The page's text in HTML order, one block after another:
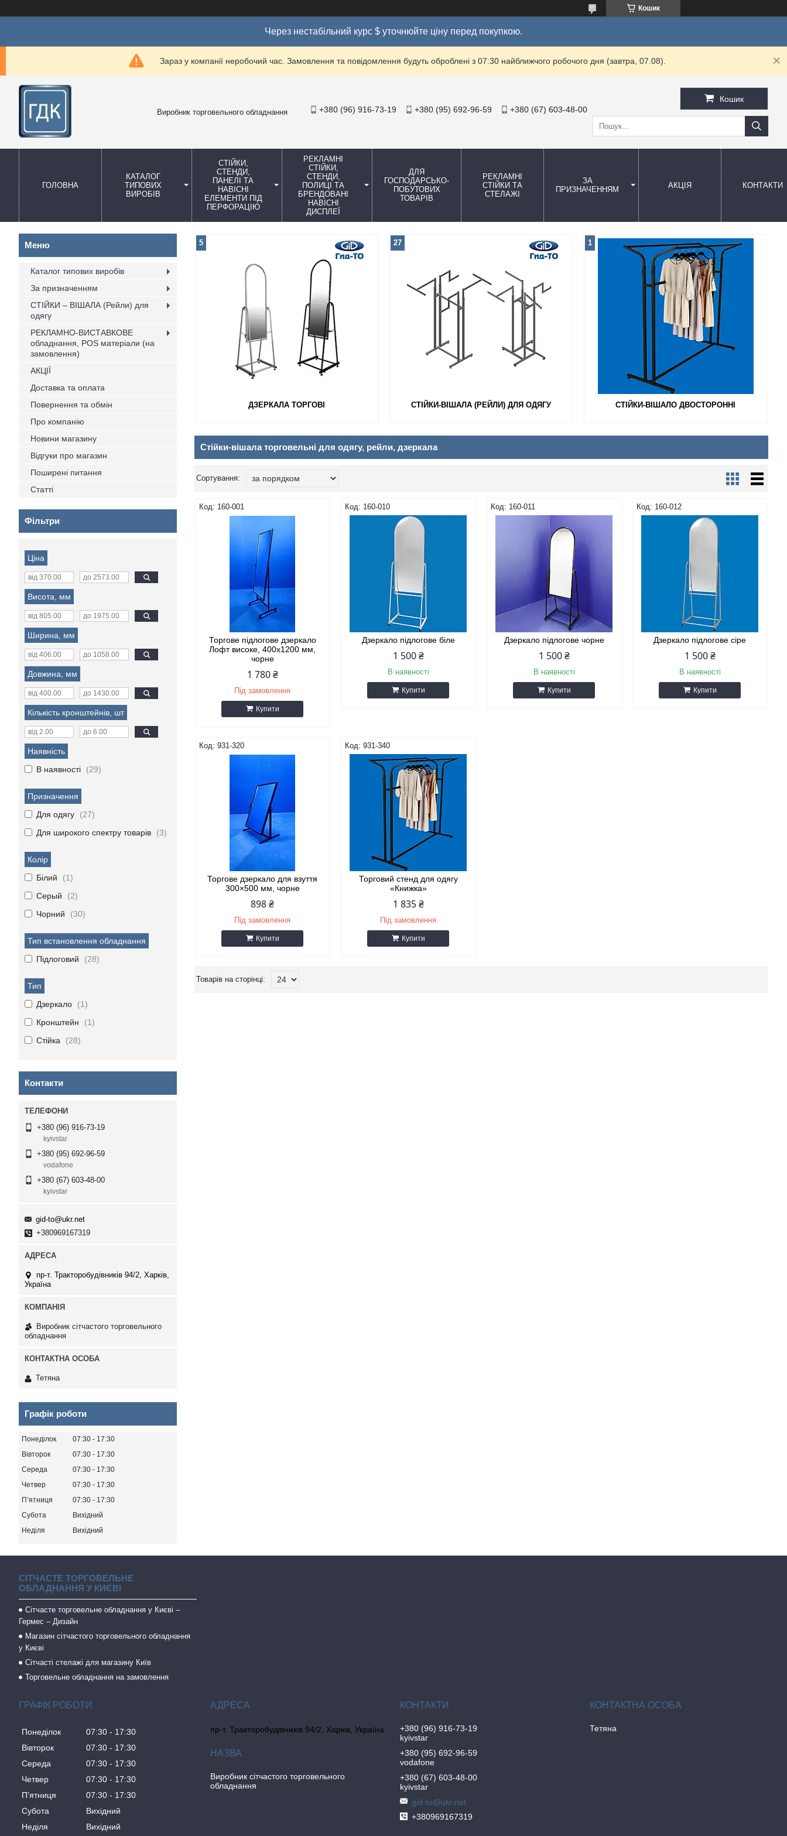
Кошик
Через нестабільний курс $ уточнюйте ціну перед покупкою.
Зараз у компанії неробочий час. Замовлення та повідомлення будуть оброблені з 07:30 найближчого робочого дня (завтра, 07.08).
Виробник торговельного обладнання +380 (96) 916-73-19 +380 (95) 692-96-59 +380 (67) 603-48-00
Кошик
ГОЛОВНА
КАТАЛОГ
ТИПОВИХ
ВИРОБІВ
СТІЙКИ,
СТЕНДИ,
ПАНЕЛІ ТА
НАВІСНІ
ЕЛЕМЕНТИ ПІД
ПЕРФОРАЦІЮ
РЕКЛАМНІ
СТІЙКИ,
СТЕНДИ,
ПОЛИЦІ ТА
БРЕНДОВАНІ
НАВІСНІ
ДИСПЛЕЇ
ДЛЯ
ГОСПОДАРСЬКО-
ПОБУТОВИХ
ТОВАРІВ
РЕКЛАМНІ
СТІЙКИ ТА
СТЕЛАЖІ
ЗА
ПРИЗНАЧЕННЯМ
АКЦІЯ КОНТАКТИ
ДЗЕРКАЛА ТОРГОВІ
5
СТІЙКИ-ВІШАЛА (РЕЙЛИ) ДЛЯ ОДЯГУ
27
СТІЙКИ-ВІШАЛО ДВОСТОРОННІ
1
Стійки-вішала торговельні для одягу, рейли, дзеркала
160-001
Торгове підлогове дзеркало
Лофт високе, 400x1200 мм,
чорне
1 780 ₴
Під замовлення
Купити
160-010
Дзеркало підлогове біле
1 500 ₴
В наявності
Купити
160-011
Дзеркало підлогове чорне
1 500 ₴
В наявності
Купити
160-012
Дзеркало підлогове сіре
1 500 ₴
В наявності
Купити
931-320
Торгове дзеркало для взуття
300×500 мм, чорне
898 ₴
Під замовлення
Купити
931-340
Торговий стенд для одягу
«Книжка»
1 835 ₴
Під замовлення
Купити
Каталог типових виробів
За призначенням
СТІЙКИ – ВІШАЛА (Рейли) для
одягу
РЕКЛАМНО-ВИСТАВКОВЕ
обладнання, POS матеріали (на
замовлення)
АКЦІЇ
Доставка та оплата
Повернення та обмін
Про компанію
Новини магазину
Відгуки про магазин
Поширені питання
Статті
Фільтри
Ціна
Висота, мм
Ширина, мм
Довжина, мм
Кількість кронштейнів, шт
Наявність
В наявності
29
Призначення
Для одягу
27
Для широкого спектру товарів
3
Колір
Білий
1
Серый
2
Чорний
30
Тип встановлення обладнання
Підлоговий
28
Тип
Дзеркало
1
Кронштейн
1
Стійка
28
Контакти
+380 (96) 916-73-19
kyivstar
+380 (95) 692-96-59
vodafone
+380 (67) 603-48-00
kyivstar
gid-to@ukr.net
+380969167319
пр-т. Тракторобудівників 94/2, Харків,
Україна
Виробник сітчастого торговельного
обладнання
Тетяна
Графік роботи
Понеділок 07:30
17:30
Вівторок
07:30
17:30
Середа
07:30
17:30
Четвер
07:30
17:30
Пʼятниця
07:30
17:30
Субота
Вихідний
Неділя
Вихідний
СІТЧАСТЕ ТОРГОВЕЛЬНЕ
ОБЛАДНАННЯ У КИЄВІ
Сітчасте торговельне обладнання у Києві –
Гермес – Дизайн
Магазин сітчастого торговельного обладнання
у Києві
Сітчасті стелажі для магазину Київ
Торговельне обладнання на замовлення
ГРАФІК РОБОТИ
Понеділок 07:30
17:30
Вівторок
07:30
17:30
Середа
07:30
17:30
Четвер
07:30
17:30
Пʼятниця
07:30
17:30
Субота
Вихідний
Неділя
Вихідний
пр-т. Тракторобудівників 94/2, Харків, Україна
Виробник сітчастого торговельного
обладнання
+380 (96) 916-73-19
kyivstar
+380 (95) 692-96-59
vodafone
+380 (67) 603-48-00
kyivstar
gid-to@ukr.net
+380969167319
Тетяна